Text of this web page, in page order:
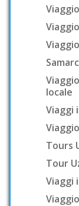
locale
Viaggi
Tours
Tour
Viaggi